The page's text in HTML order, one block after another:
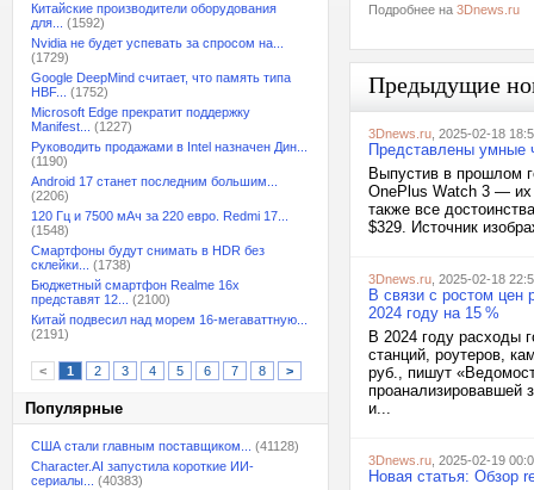
Китайские производители оборудования
для...
(1592)
Nvidia не будет успевать за спросом на...
(1729)
Google DeepMind считает, что память типа
HBF...
(1752)
Microsoft Edge прекратит поддержку
Manifest...
(1227)
Руководить продажами в Intel назначен Дин...
(1190)
Android 17 станет последним большим...
(2206)
120 Гц и 7500 мАч за 220 евро. Redmi 17...
(1548)
Смартфоны будут снимать в HDR без
склейки...
(1738)
Бюджетный смартфон Realme 16x
представят 12...
(2100)
Китай подвесил над морем 16-мегаваттную...
(2191)
< 1 2 3 4 5 6 7 8 >
Популярные
США стали главным поставщиком...
(41128)
Character.AI запустила короткие ИИ-
сериалы...
(40383)
Подробнее на 3Dnews.ru
Предыдущие
3Dnews.ru , 2025-02-18
Представлены умные
Выпустив в прошлом
OnePlus Watch 3 — их
также все
$329. Источник
3Dnews.ru , 2025-02-18
В связи с ростом цен
2024 году на 15 %
В 2024 году расходы
станций, роутеров,
руб., пишут
проанализировавшей
и...
3Dnews.ru , 2025-02-19
Новая статья: Обзор